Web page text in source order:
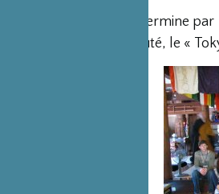
La fin du séjour se termine
mondialement réputé, le «